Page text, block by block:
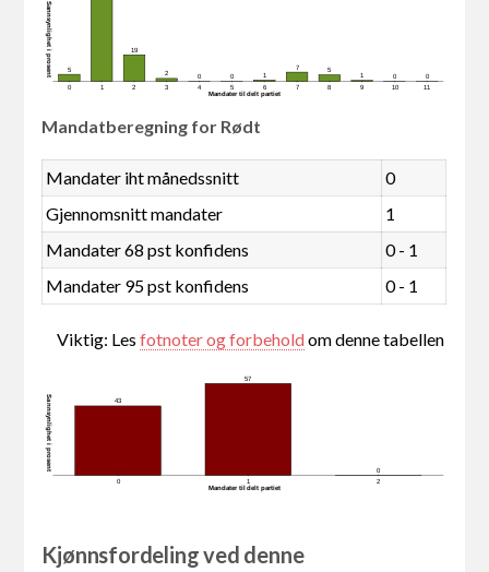
Mandater tildelt partiet
Sannsynlighet i prosent 5
19
2 0 0 1
7
5
1
0 0
0 1 2 3 4 5 6 7 8 9 10 11
Mandatberegning for Rødt
Mandater iht månedssnitt
0
Gjennomsnitt mandater
1
Mandater 68 pst konfidens
0 - 1
Mandater 95 pst konfidens
0 - 1
Viktig: Lesfotnoter og forbeholdom denne tabellen
Mandater tildelt partiet
Sannsynlighet i prosent 43
57
0
0 1 2
Kjønnsfordeling ved denne